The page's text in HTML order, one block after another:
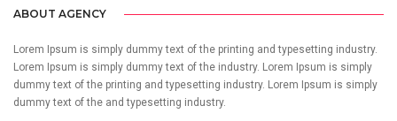
ABOUT AGENCY
Lorem Ipsum is simply dummy text of the printing and typesetting industry.
Lorem Ipsum is simply dummy text of the industry. Lorem Ipsum is simply
dummy text of the printing and typesetting industry. Lorem Ipsum is simply
dummy text of the and typesetting industry.